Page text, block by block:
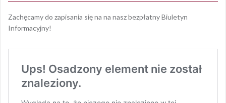
Zachęcamy do zapisania się na na nasz bezpłatny Biuletyn
Informacyjny!